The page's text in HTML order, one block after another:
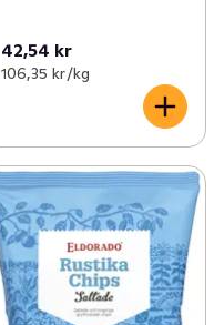
42,54 kr
106,35 kr /kg